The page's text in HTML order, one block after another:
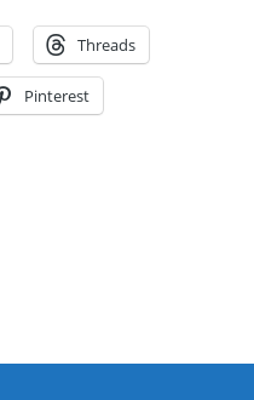
Threads
Pinterest